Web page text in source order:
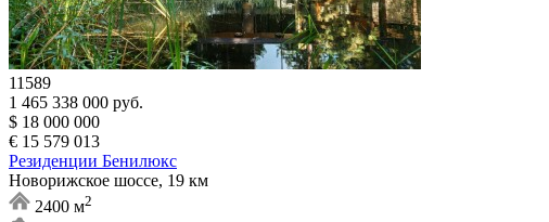
11589
1 465 338 000 руб.
$ 18 000 000
€ 15 579 013
Резиденции Бенилюкс
Новорижское шоссе, 19 км
2400 м2